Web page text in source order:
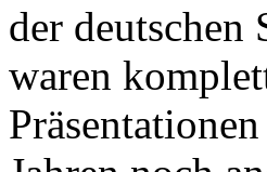
der deutschen
waren